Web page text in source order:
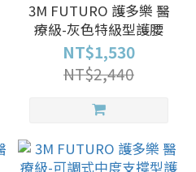
3M FUTURO 護多樂 醫
療級-灰色特級型護腰
NT$1,530
NT$2,440